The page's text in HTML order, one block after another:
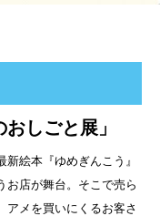
しごと展」
新絵本『ゆめぎんこう』
お店が舞台。そこで売ら
アメを買いにくるお客さ